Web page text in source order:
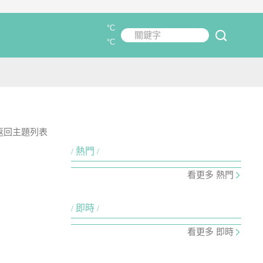
關鍵字
°C
°C
回主題列表
熱門
看更多 熱門
即時
看更多 即時